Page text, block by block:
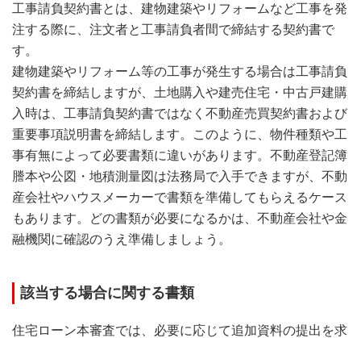
工事請負契約書とは、建物建築やリフォームなど工事を発
注する際に、注文者と工事請負者間で締結する契約書で
す。
建物建築やリフォーム等の工事が発生する場合は工事請負
契約書を締結しますが、土地購入や建売住宅・中古戸建購
入時は、工事請負契約書ではなく不動産売買契約書および
重要事項説明書を締結します。このように、物件種類や工
事有無によって必要書類に違いがあります。不動産登記簿
謄本や公図・地積測量図は法務局で入手できますが、不動
産会社やハウスメーカーで書類を準備してもらえるケース
もあります。どの書類が必要になるかは、不動産会社や金
融機関に確認のうえ準備しましょう。
該当する場合に関する書類
住宅ローン本審査では、必要に応じて追加資料の提出を求